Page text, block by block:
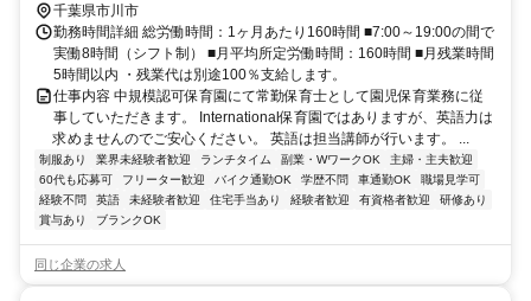
千葉県市川市
勤務時間詳細 総労働時間：1ヶ月あたり160時間 ■7:00～19:00の間で
実働8時間（シフト制） ■月平均所定労働時間：160時間 ■月残業時間
5時間以内 ・残業代は別途100％支給します。
仕事内容 中規模認可保育園にて常勤保育士として園児保育業務に従
事していただきます。 International保育園ではありますが、英語力は
求めませんのでご安心ください。 英語は担当講師が行います。 ...
制服あり 業界未経験者歓迎 ランチタイム 副業・WワークOK
主婦・主夫歓迎
60代も応募可
フリーター歓迎 バイク通勤OK 学歴不問 車通勤OK
職場見学可
経験不問
英語 未経験者歓迎 住宅手当あり 経験者歓迎 有資格者歓迎
研修あり
賞与あり
ブランクOK
同じ企業の求人